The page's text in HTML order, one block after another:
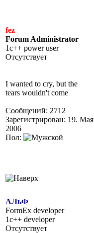
fez
Forum Administrator
1c++ power user
Отсутствует
I wanted to cry, but the
tears wouldn't come
Сообщений: 2712
Зарегистрирован: 19. Мая
2006
Пол:
АЛьФ
FormEx developer
1c++ developer
Отсутствует